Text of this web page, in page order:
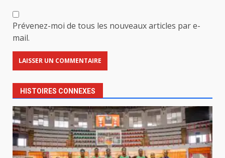
Prévenez-moi de tous les nouveaux articles par e-
mail.
HISTOIRES CONNEXES